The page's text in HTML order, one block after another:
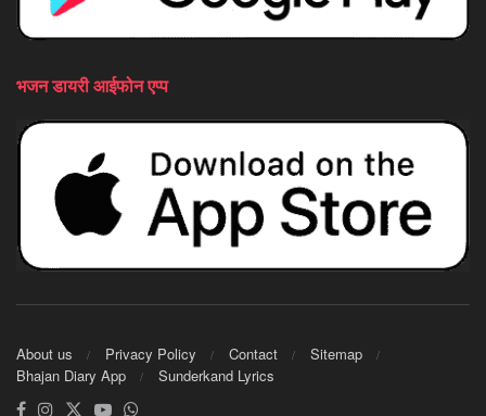
भजन डायरी आईफोन एप्प
About us Privacy Policy Contact
Sitemap
Bhajan Diary App
Sunderkand Lyrics